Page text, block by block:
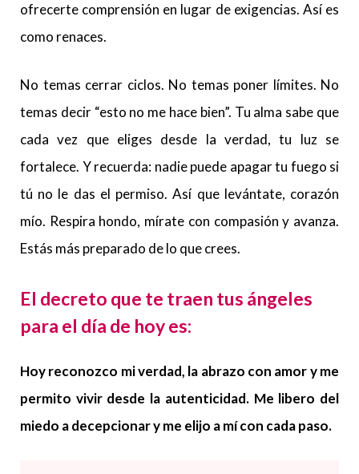
ofrecerte comprensión en lugar de exigencias. Así es
como renaces.
No temas cerrar ciclos. No temas poner límites. No
temas decir “esto no me hace bien”. Tu alma sabe que
cada vez que eliges desde la verdad, tu luz se
fortalece. Y recuerda: nadie puede apagar tu fuego si
tú no le das el permiso. Así que levántate, corazón
mío. Respira hondo, mírate con compasión y avanza.
Estás más preparado de lo que crees.
El decreto que te traen tus ángeles
para el día de hoy es:
Hoy reconozco mi verdad, la abrazo con amor y me
permito vivir desde la autenticidad. Me libero del
miedo a decepcionar y me elijo a mí con cada paso.